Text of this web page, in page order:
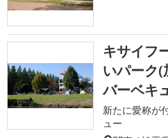
キサイフ
いパーク(
バーベキ
新たに愛称が
ュー